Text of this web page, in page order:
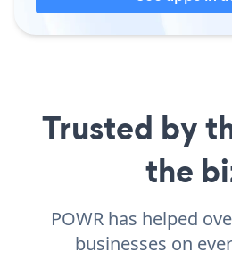
Trusted by
the
POWR has helped
businesses on